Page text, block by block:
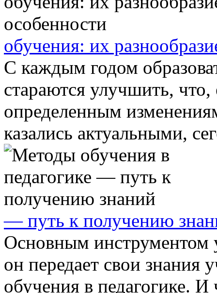
обучения: их
С каждым годом
стараются улучшить,
определенным
казались актуальными,
— путь к получению
Основным инструментом
он передает свои знания
обучения в педагогике.